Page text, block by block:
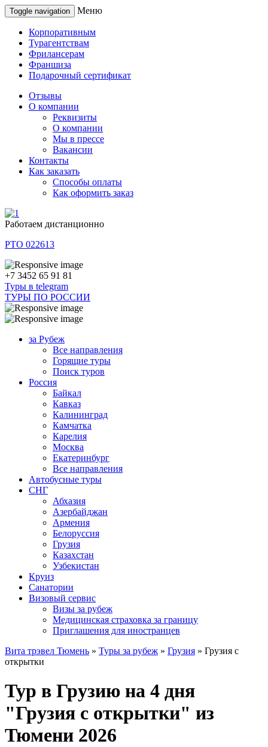
Toggle navigation Меню
Корпоративным
Турагентствам
Фрилансерам
Франшиза
Подарочный сертификат
Отзывы
О компании
Реквизиты
О компании
Мы в прессе
Вакансии
Контакты
Как заказать
Способы оплаты
Как оформить заказ
Работаем дистанционно
РТО 022613
+7 3452 65 91 81
Туры в telegram
ТУРЫ ПО РОССИИ
за Рубеж
Все направления
Горящие туры
Поиск туров
Россия
Байкал
Кавказ
Калининград
Камчатка
Карелия
Москва
Екатеринбург
Все направления
Автобусные туры
СНГ
Абхазия
Азербайджан
Армения
Белоруссия
Грузия
Казахстан
Узбекистан
Круиз
Санатории
Визовый сервис
Визы за рубеж
Медицинская страховка за границу
Приглашения для иностранцев
Вита трэвел Тюмень » Туры за рубеж » Грузия » Грузия с
открытки
Тур в Грузию на 4 дня
"Грузия с открытки" из
Тюмени 2026